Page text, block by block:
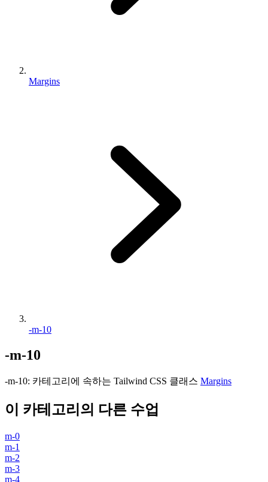
Margins
-m-10
-m-10
-m-10: 카테고리에 속하는 Tailwind CSS 클래스 Margins
이 카테고리의 다른 수업
m-0
m-1
m-2
m-3
m-4